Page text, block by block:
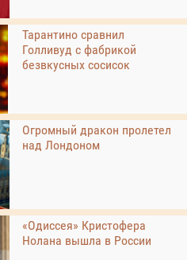
Тарантино сравнил
Голливуд с фабрикой
безвкусных сосисок
Огромный дракон пролетел
над Лондоном
«Одиссея» Кристофера
Нолана вышла в России